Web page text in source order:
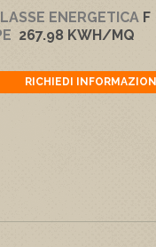
ENERGETICA F
267.98 KWH/MQ
RICHIEDI INFORMAZIONI